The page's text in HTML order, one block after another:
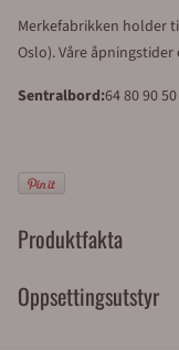
Merkefabrikken holder
Oslo). Våre
Sentralbord:64 80 90 50
Produktfakta
Oppsettingsutstyr